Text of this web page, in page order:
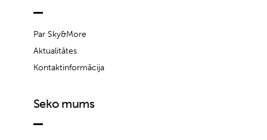
Par Sky&More
Aktualitātes
Kontaktinformācija
Seko mums